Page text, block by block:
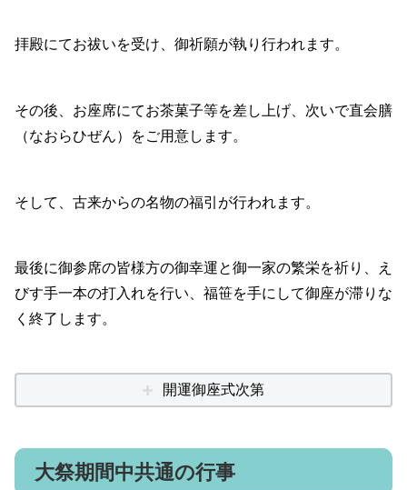
拝殿にてお祓いを受け、御祈願が執り行われます。
その後、お座席にてお茶菓子等を差し上げ、次いで直会膳
（なおらひぜん）をご用意します。
そして、古来からの名物の福引が行われます。
最後に御参席の皆様方の御幸運と御一家の繁栄を祈り、え
びす手一本の打入れを行い、福笹を手にして御座が滞りな
く終了します。
開運御座式次第
大祭期間中共通の行事